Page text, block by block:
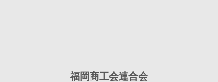
福岡商工会連合会